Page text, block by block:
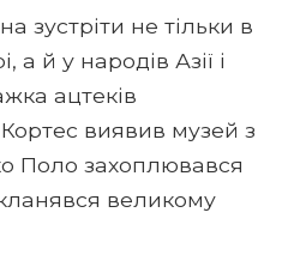
зустріти не тільки в
а й у народів Азії і
ацтеків
виявив музей з
Поло захоплювався
великому